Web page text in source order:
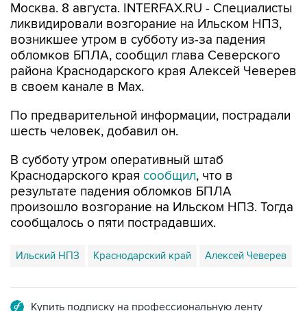
Москва. 8 августа. INTERFAX.RU - Специалисты
ликвидировали возгорание на Ильском НПЗ,
возникшее утром в субботу из-за падения
обломков БПЛА, сообщил глава Северского
района Краснодарского края Алексей Чеверев
в своем канале в Max.
По предварительной информации, пострадали
шесть человек, добавил он.
В субботу утром оперативный штаб
Краснодарского края сообщил, что в
результате падения обломков БПЛА
произошло возгорание на Ильском НПЗ. Тогда
сообщалось о пяти пострадавших.
Ильский НПЗ Краснодарский край Алексей Чеверев
Купить подписку на профессиональную ленту